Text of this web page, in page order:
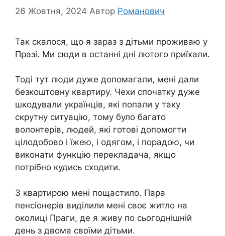
26 Жовтня, 2024 Автор Романович
Так скалося, що я зараз з дітьми проживаю у
Празі. Ми сюди в останні дні лютого приїхали.
Тоді тут люди дуже допомагали, мені дали
безкоштовну квартиру. Чехи спочатку дуже
шкодували українців, які попали у таку
скрутну ситуацію, тому було багато
волонтерів, людей, які готові допомогти
цілодобово і їжею, і одягом, і порадою, чи
виконати функцію перекладача, якщо
потрібно кудись сходити.
З квартирою мені пощастило. Пара
пенсіонерів виділили мені своє житло на
околиці Праги, де я живу по сьогоднішній
день з двома своїми дітьми.